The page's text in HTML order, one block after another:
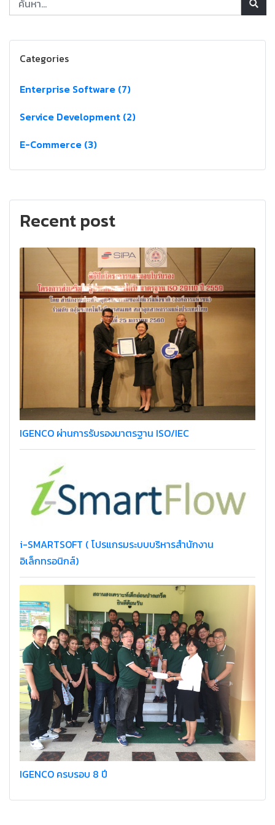
Categories
Enterprise Software (7)
Service Development (2)
E-Commerce (3)
Recent post
IGENCO ผ่านการรับรองมาตรฐาน ISO/IEC
i-SMARTSOFT ( โปรแกรมระบบบริหารสำนักงาน
อิเล็กทรอนิกส์)
IGENCO ครบรอบ 8 ปี